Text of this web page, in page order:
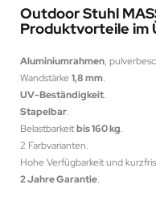
Outdoor Stuhl
Produktvorteile im
Aluminiumrahmen,
Wandstärke1,8 mm.
UV-Beständigkeit.
Stapelbar.
Belastbarkeitbis 160 kg.
2 Farbvarianten.
Hohe Verfügbarkeit und
2 Jahre Garantie.